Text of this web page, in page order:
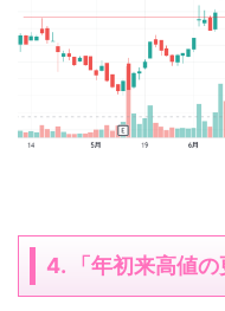
4. 「年初来高値